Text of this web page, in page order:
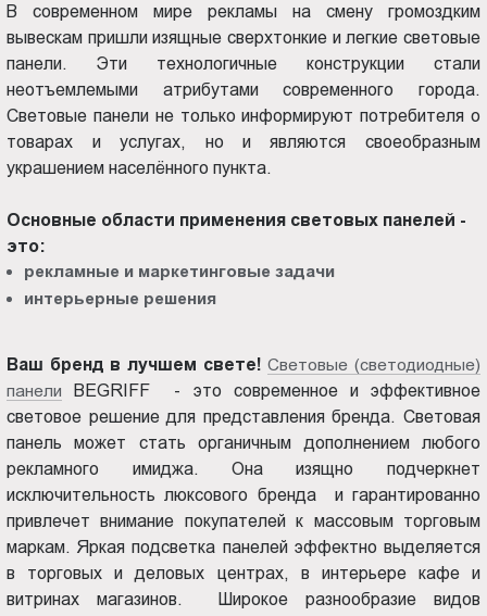
В современном мире рекламы на смену громоздким
вывескам пришли изящные сверхтонкие и легкие световые
панели. Эти технологичные конструкции стали
неотъемлемыми атрибутами современного города.
Световые панели не только информируют потребителя о
товарах и услугах, но и являются своеобразным
украшением населённого пункта.
Основные области применения световых панелей -
это:
рекламные и маркетинговые задачи
интерьерные решения
Ваш бренд в лучшем свете!Световые (светодиодные)
панели BEGRIFF - это современное и эффективное
световое решение для представления бренда. Световая
панель может стать органичным дополнением любого
рекламного имиджа. Она изящно подчеркнет
исключительность люксового бренда и гарантированно
привлечет внимание покупателей к массовым торговым
маркам. Яркая подсветка панелей эффектно выделяется
в торговых и деловых центрах, в интерьере кафе и
витринах магазинов. Широкое разнообразие видов
707
sales@begriff.ru
+73433454747
RUB
Пн.-
Пт.:
9.00-
Сб.,
Вс.:
выходной